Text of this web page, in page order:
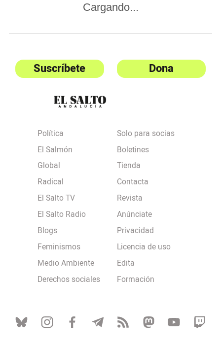
Cargando...
Suscríbete Dona
Política
El Salmón
Global
Radical
El Salto TV
El Salto Radio
Blogs
Feminismos
Medio Ambiente
Derechos sociales
Solo para socias
Boletines
Tienda
Contacta
Revista
Anúnciate
Privacidad
Licencia de uso
Edita
Formación